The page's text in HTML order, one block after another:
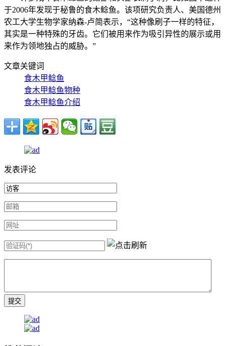
于2006年发现于秘鲁的食木鲶鱼。该项研究负责人、美国德州
农工大学生物学家纳森-卢简表示，“这种像刷子一样的特征，
其实是一种特殊的牙齿。它们被用来作为吸引异性的展示或用
来作为领地独占的威胁。”
文章关键词
食木甲鲶鱼
食木甲鲶鱼物种
食木甲鲶鱼介绍
发表评论